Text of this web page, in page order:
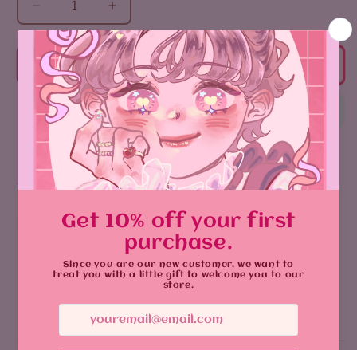
الكمية
Aizawa
sticker
زيادة
الكمية
لـ
Aizawa
sticker
أضف إلى السلة
Product Details:
: 8 cm
Vibrant design with durable, glossy sticker
يشارك